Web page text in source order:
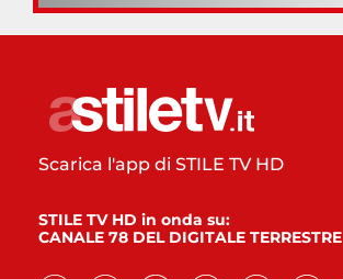
Scarica l'app di STILE TV HD
STILE TV HD in onda su:
CANALE 78 DEL DIGITALE TERRESTRE